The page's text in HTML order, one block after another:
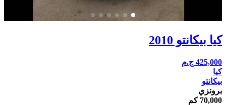
كيا بيكانتو 2010
425,000 ج.م
كيا
بيكانتو
برونزي
70,000 كم